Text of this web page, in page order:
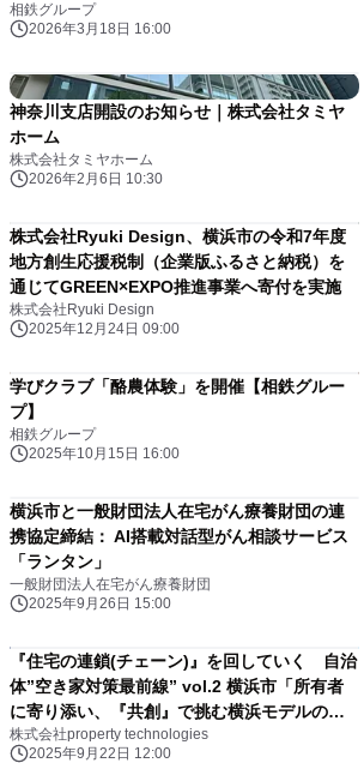
相鉄グループ
2026年3月18日 16:00
神奈川支店開設のお知らせ｜株式会社タミヤ
ホーム
株式会社タミヤホーム
2026年2月6日 10:30
株式会社Ryuki Design、横浜市の令和7年度
地方創生応援税制（企業版ふるさと納税）を
通じてGREEN×EXPO推進事業へ寄付を実施
株式会社Ryuki Design
2025年12月24日 09:00
学びクラブ「酪農体験」を開催【相鉄グルー
プ】
相鉄グループ
2025年10月15日 16:00
横浜市と一般財団法人在宅がん療養財団の連
携協定締結： AI搭載対話型がん相談サービス
「ランタン」
一般財団法人在宅がん療養財団
2025年9月26日 15:00
『住宅の連鎖(チェーン)』を回していく 自治
体”空き家対策最前線” vol.2 横浜市「所有者
に寄り添い、『共創』で挑む横浜モデルの全
貌」｜property technologies
株式会社property technologies
2025年9月22日 12:00